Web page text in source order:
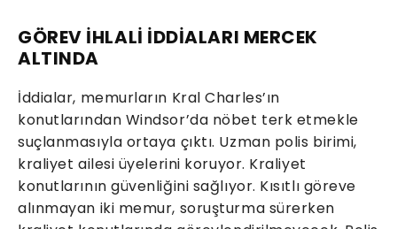
GÖREV İHLALİ İDDİALARI MERCEK
ALTINDA
İddialar, memurların Kral Charles’ın
konutlarından Windsor’da nöbet terk etmekle
suçlanmasıyla ortaya çıktı. Uzman polis birimi,
kraliyet ailesi üyelerini koruyor. Kraliyet
konutlarının güvenliğini sağlıyor. Kısıtlı göreve
alınmayan iki memur, soruşturma sürerken